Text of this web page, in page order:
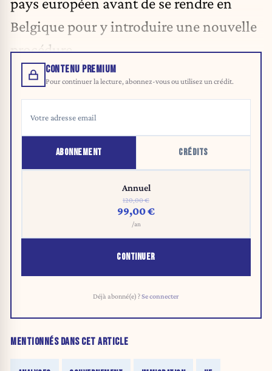
Belgique pour y introduire une nouvelle
procédure.
CONTENU PREMIUM
Pour continuer la lecture, abonnez-vous ou utilisez un crédit.
ABONNEMENT CRÉDITS
Annuel
120,00 €
99,00 €
/an
CONTINUER
Déjà abonné(e) ?Se connecter
MENTIONNÉS DANS CET ARTICLE